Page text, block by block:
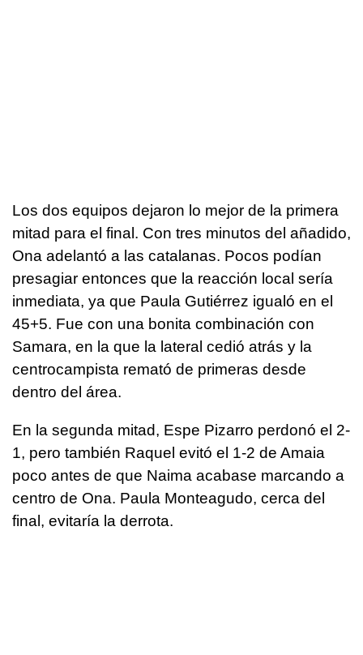
Los dos equipos dejaron lo mejor de la primera
mitad para el final. Con tres minutos del añadido,
Ona adelantó a las catalanas. Pocos podían
presagiar entonces que la reacción local sería
inmediata, ya que Paula Gutiérrez igualó en el
45+5. Fue con una bonita combinación con
Samara, en la que la lateral cedió atrás y la
centrocampista remató de primeras desde
dentro del área.
En la segunda mitad, Espe Pizarro perdonó el 2-
1, pero también Raquel evitó el 1-2 de Amaia
poco antes de que Naima acabase marcando a
centro de Ona. Paula Monteagudo, cerca del
final, evitaría la derrota.